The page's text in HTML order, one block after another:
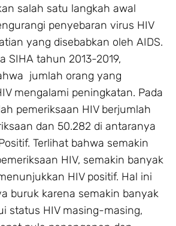
salah satu langkah awal
penyebaran virus HIV
yang disebabkan oleh AIDS.
SIHA tahun 2013-2019,
jumlah orang yang
mengalami peningkatan. Pada
pemeriksaan HIV berjumlah
dan 50.282 di antaranya
Terlihat bahwa semakin
HIV, semakin banyak
HIV positif. Hal ini
buruk karena semakin banyak
status HIV masing-masing,